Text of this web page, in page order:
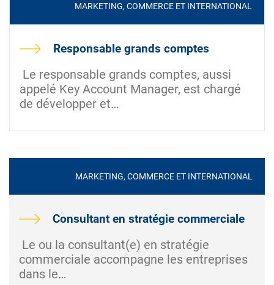
Responsable grands comptes
MARKETING, COMMERCE ET INTERNATIONAL
Le responsable grands comptes, aussi
appelé Key Account Manager, est chargé
de développer et…
Consultant en stratégie commerciale
MARKETING, COMMERCE ET INTERNATIONAL
Le ou la consultant(e) en stratégie
commerciale accompagne les entreprises
dans le…